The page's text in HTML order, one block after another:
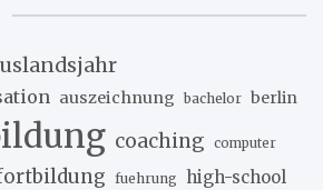
auszeichnung bachelor berlin
coaching computer
fuehrung high-school